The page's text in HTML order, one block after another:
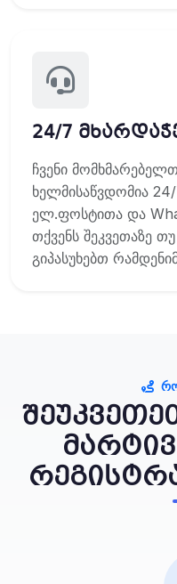
24/7
ჩვენი
ხელმისაწვდომია
ელ.ფოსტითა და
თქვენს შეკვეთაზე
გიპასუხებთ